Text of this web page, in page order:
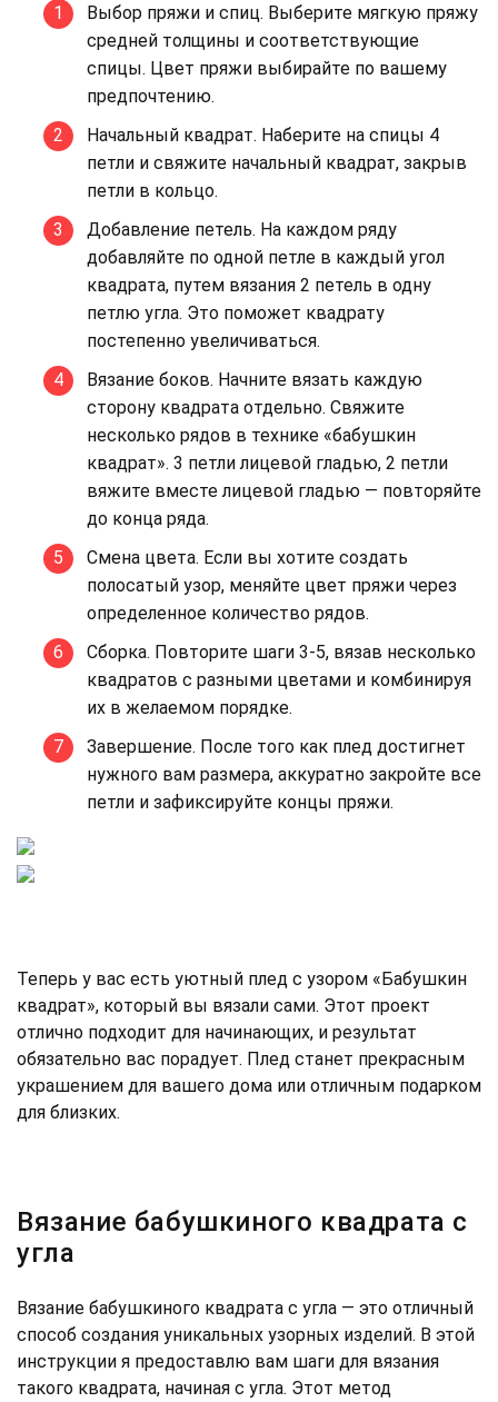
Выбор пряжи и спиц. Выберите мягкую пряжу
средней толщины и соответствующие
спицы. Цвет пряжи выбирайте по вашему
предпочтению.
Начальный квадрат. Наберите на спицы 4
петли и свяжите начальный квадрат, закрыв
петли в кольцо.
Добавление петель. На каждом ряду
добавляйте по одной петле в каждый угол
квадрата, путем вязания 2 петель в одну
петлю угла. Это поможет квадрату
постепенно увеличиваться.
Вязание боков. Начните вязать каждую
сторону квадрата отдельно. Свяжите
несколько рядов в технике «бабушкин
квадрат». 3 петли лицевой гладью, 2 петли
вяжите вместе лицевой гладью — повторяйте
до конца ряда.
Смена цвета. Если вы хотите создать
полосатый узор, меняйте цвет пряжи через
определенное количество рядов.
Сборка. Повторите шаги 3-5, вязав несколько
квадратов с разными цветами и комбинируя
их в желаемом порядке.
Завершение. После того как плед достигнет
нужного вам размера, аккуратно закройте все
петли и зафиксируйте концы пряжи.
Теперь у вас есть уютный плед с узором «Бабушкин
квадрат», который вы вязали сами. Этот проект
отлично подходит для начинающих, и результат
обязательно вас порадует. Плед станет прекрасным
украшением для вашего дома или отличным подарком
для близких.
Вязание бабушкиного квадрата с
угла
Вязание бабушкиного квадрата с угла — это отличный
способ создания уникальных узорных изделий. В этой
инструкции я предоставлю вам шаги для вязания
такого квадрата, начиная с угла. Этот метод